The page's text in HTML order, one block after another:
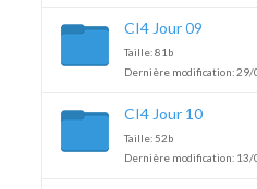
CI4 Jour 09
Taille: 81b
Dernière modification:
CI4 Jour 10
Taille: 52b
Dernière modification: